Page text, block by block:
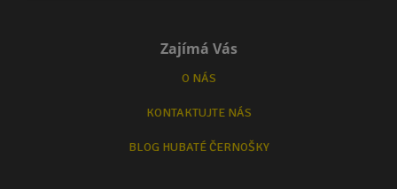
Zajímá Vás
O NÁS
KONTAKTUJTE NÁS
BLOG HUBATÉ ČERNOŠKY